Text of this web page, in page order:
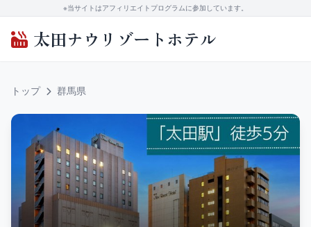
※当サイトはアフィリエイトプログラムに参加しています。
太田ナウリゾートホテル
トップ 群馬県